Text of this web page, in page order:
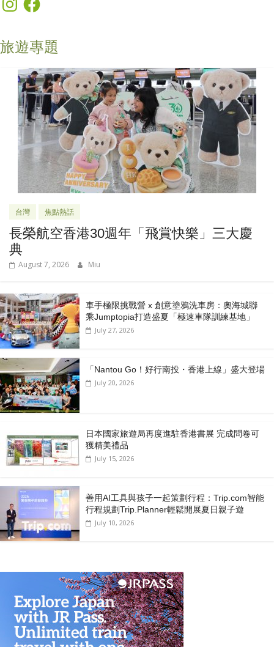
旅遊專題
台灣 焦點熱話
長榮航空香港30週年「飛賞快樂」三大慶
典
August 7, 2026 Miu
車手極限挑戰營 x 創意塗鴉洗車房：奧海城聯
乘Jumptopia打造盛夏「極速車隊訓練基地」
July 27, 2026
「Nantou Go！好行南投・香港上線」盛大登場
July 20, 2026
日本國家旅遊局再度進駐香港書展 完成問卷可
獲精美禮品
July 15, 2026
善用AI工具與孩子一起策劃行程：Trip.com智能
行程規劃Trip.Planner輕鬆開展夏日親子遊
July 10, 2026